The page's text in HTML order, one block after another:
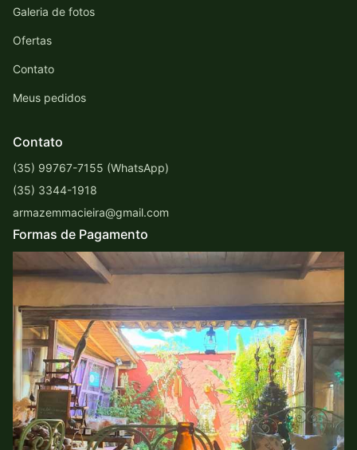
Galeria de fotos
Ofertas
Contato
Meus pedidos
Contato
(35) 99767-7155 (WhatsApp)
(35) 3344-1918
armazemmacieira@gmail.com
Formas de Pagamento